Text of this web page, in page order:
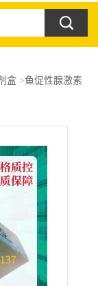
盒>鱼促性腺激素